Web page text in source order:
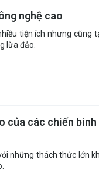
nghệ cao
tiện ích nhưng cũng
lừa đảo.
của các chiến binh
những thách thức lớn